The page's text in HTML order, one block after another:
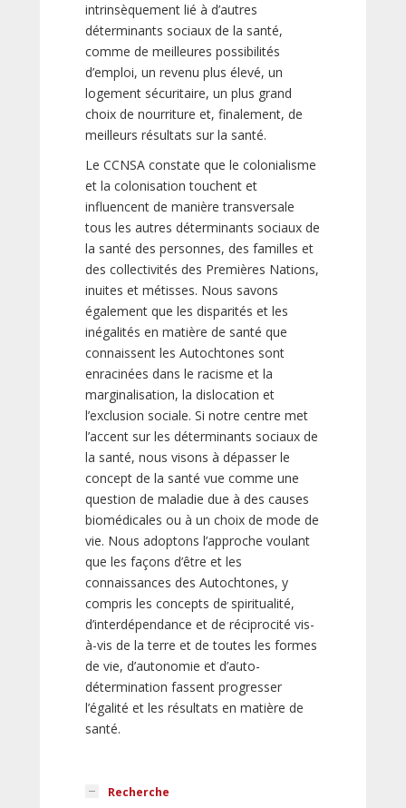
intrinsèquement lié à d’autres
déterminants sociaux de la santé,
comme de meilleures possibilités
d’emploi, un revenu plus élevé, un
logement sécuritaire, un plus grand
choix de nourriture et, finalement, de
meilleurs résultats sur la santé.
Le CCNSA constate que le colonialisme
et la colonisation touchent et
influencent de manière transversale
tous les autres déterminants sociaux de
la santé des personnes, des familles et
des collectivités des Premières Nations,
inuites et métisses. Nous savons
également que les disparités et les
inégalités en matière de santé que
connaissent les Autochtones sont
enracinées dans le racisme et la
marginalisation, la dislocation et
l’exclusion sociale. Si notre centre met
l’accent sur les déterminants sociaux de
la santé, nous visons à dépasser le
concept de la santé vue comme une
question de maladie due à des causes
biomédicales ou à un choix de mode de
vie. Nous adoptons l’approche voulant
que les façons d’être et les
connaissances des Autochtones, y
compris les concepts de spiritualité,
d’interdépendance et de réciprocité vis-
à-vis de la terre et de toutes les formes
de vie, d’autonomie et d’auto-
détermination fassent progresser
l’égalité et les résultats en matière de
santé.
Recherche